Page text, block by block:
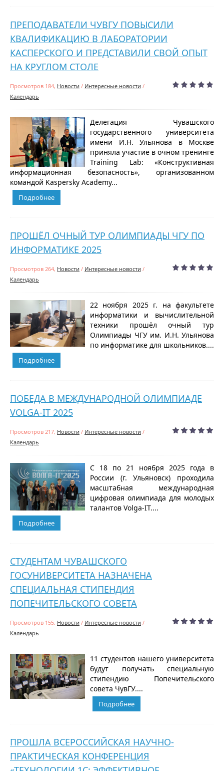
ПРЕПОДАВАТЕЛИ ЧУВГУ ПОВЫСИЛИ
КВАЛИФИКАЦИЮ В ЛАБОРАТОРИИ
КАСПЕРСКОГО И ПРЕДСТАВИЛИ СВОЙ ОПЫТ
НА КРУГЛОМ СТОЛЕ
Просмотров 184, Новости / Интересные новости /
Календарь
Делегация Чувашского
государственного университета
имени И.Н. Ульянова в Москве
приняла участие в очном тренинге
Training Lab: «Конструктивная
информационная безопасность», организованном
командой Kaspersky Academy...
Подробнее
ПРОШЁЛ ОЧНЫЙ ТУР ОЛИМПИАДЫ ЧГУ ПО
ИНФОРМАТИКЕ 2025
Просмотров 264, Новости / Интересные новости /
Календарь
22 ноября 2025 г. на факультете
информатики и вычислительной
техники прошёл очный тур
Олимпиады ЧГУ им. И.Н. Ульянова
по информатике для школьников....
Подробнее
ПОБЕДА В МЕЖДУНАРОДНОЙ ОЛИМПИАДЕ
VOLGA-IT 2025
Просмотров 217, Новости / Интересные новости /
Календарь
С 18 по 21 ноября 2025 года в
России (г. Ульяновск) проходила
масштабная международная
цифровая олимпиада для молодых
талантов Volga-IT....
Подробнее
СТУДЕНТАМ ЧУВАШСКОГО
ГОСУНИВЕРСИТЕТА НАЗНАЧЕНА
СПЕЦИАЛЬНАЯ СТИПЕНДИЯ
ПОПЕЧИТЕЛЬСКОГО СОВЕТА
Просмотров 155, Новости / Интересные новости /
Календарь
11 студентов нашего университета
будут получать специальную
стипендию Попечительского
совета ЧувГУ....
Подробнее
ПРОШЛА ВСЕРОССИЙСКАЯ НАУЧНО-
ПРАКТИЧЕСКАЯ КОНФЕРЕНЦИЯ